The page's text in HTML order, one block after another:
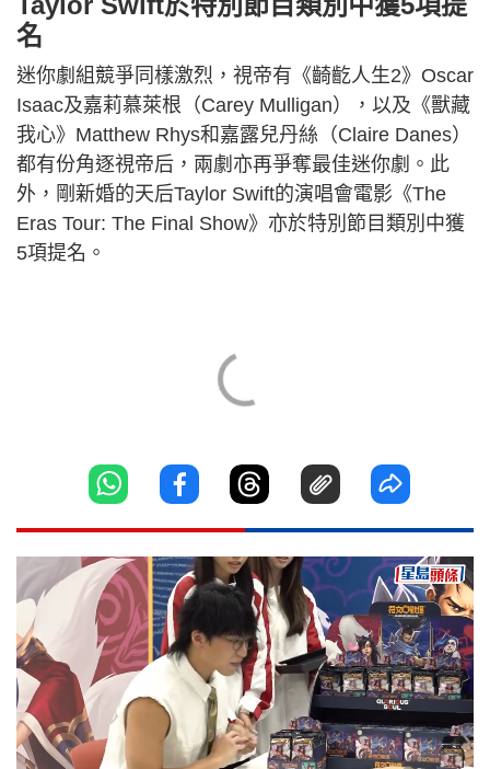
名
迷你劇組競爭同樣激烈，視帝有《齮齕人生2》Oscar
Isaac及嘉莉慕萊根（Carey Mulligan），以及《獸藏
我心》Matthew Rhys和嘉露兒丹絲（Claire Danes）
都有份角逐視帝后，兩劇亦再爭奪最佳迷你劇。此
外，剛新婚的天后Taylor Swift的演唱會電影《The
Eras Tour: The Final Show》亦於特別節目類別中獲
5項提名。